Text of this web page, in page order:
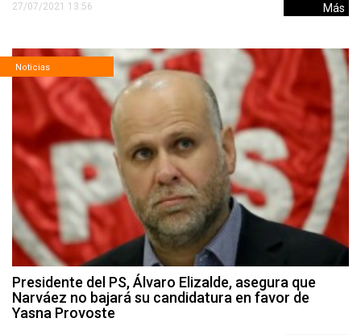
27/07/2021 13:56 Más
Noticias
Presidente del PS, Álvaro Elizalde, asegura que
Narváez no bajará su candidatura en favor de
Yasna Provoste